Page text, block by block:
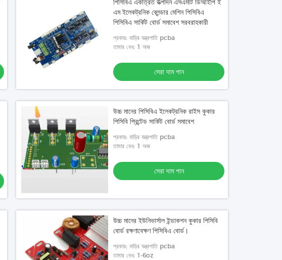
পিসিবিএ একত্রিত উত্পাদন এসএমটি ডিআইপি ই
এম ইলেকট্রনিক ব্লেন্ডার মেশিন পিসিবিএ
পিসিবিএ সার্কিট বোর্ড সমাবেশ সরবরাহকারী
প্রকার: বাড়ির যন্ত্রপাতি pcba
তামার বেধ: 1 অজ
সেরা দাম পান
উচ্চ মানের পিসিবিএ ইলেকট্রনিক রাইস কুকার
পিসিবি প্রিন্টেড সার্কিট বোর্ড সমাবেশ
প্রকার: বাড়ির যন্ত্রপাতি pcba
তামার বেধ: 1 অজ
সেরা দাম পান
উচ্চ মানের ইউনিভার্সাল ইন্ডাকশন কুকার পিসিবি
বোর্ড রক্ষণাবেক্ষণ পিসিবিএ বোর্ড।
প্রকার: বাড়ির যন্ত্রপাতি pcba
তামার বেধ: 1-6oz